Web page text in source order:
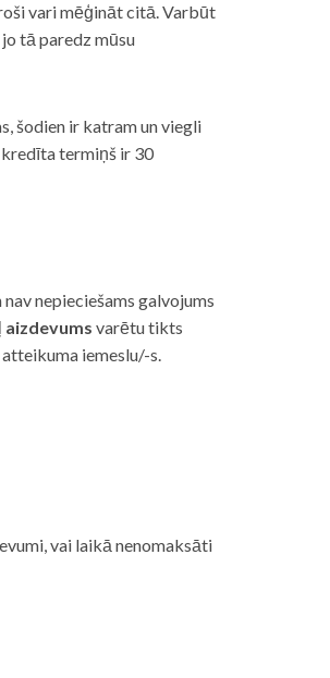
vari mēģināt citā. Varbūt
tā paredz mūsu
šodien ir katram un viegli
termiņš ir 30
nepieciešams galvojums
aizdevums varētu tikts
iemeslu/-s.
vai laikā nenomaksāti